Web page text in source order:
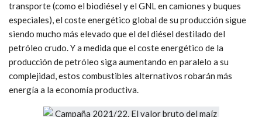
transporte (como el biodiésel y el GNL en camiones y buques
especiales), el coste energético global de su producción sigue
siendo mucho más elevado que el del diésel destilado del
petróleo crudo. Y a medida que el coste energético de la
producción de petróleo siga aumentando en paralelo a su
complejidad, estos combustibles alternativos robarán más
energía a la economía productiva.